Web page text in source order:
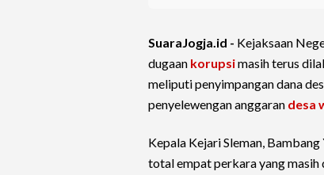
SuaraJogja.id - Kejaksaan
dugaan korupsimasih terus
meliputi penyimpangan dana
penyelewengan anggaran desa
Kepala Kejari Sleman,
total empat perkara yang masih